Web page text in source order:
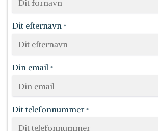
Dit efternavn *
Din email *
Dit telefonnummer *